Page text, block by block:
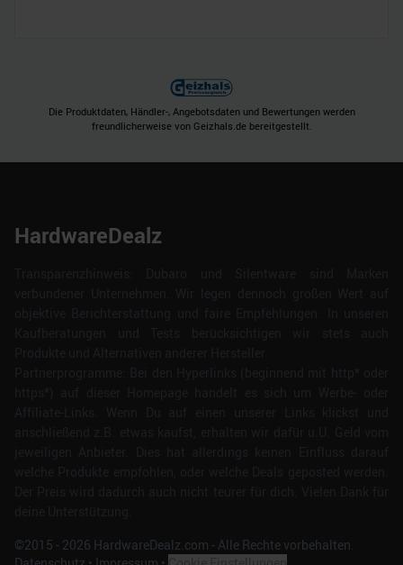
Die Produktdaten, Händler-, Angebotsdaten und Bewertungen werden
freundlicherweise von Geizhals.de bereitgestellt.
HardwareDealz
©2015 - 2026 HardwareDealz.com - Alle Rechte vorbehalten.